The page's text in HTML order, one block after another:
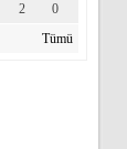
2 0
Tümü